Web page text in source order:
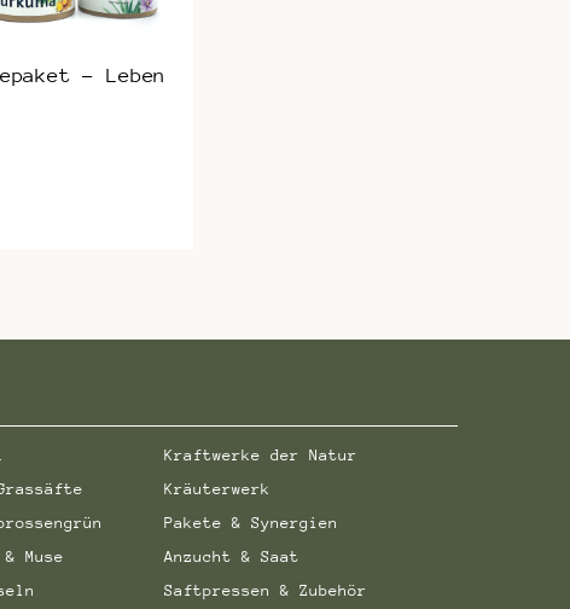
– Leben
Muse
Kraftwerke der Natur
Kräuterwerk
Pakete & Synergien
Anzucht & Saat
Saftpressen & Zubehör